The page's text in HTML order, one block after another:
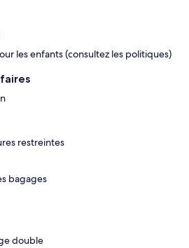
les enfants (consultez les politiques)
restreintes
bagages
double